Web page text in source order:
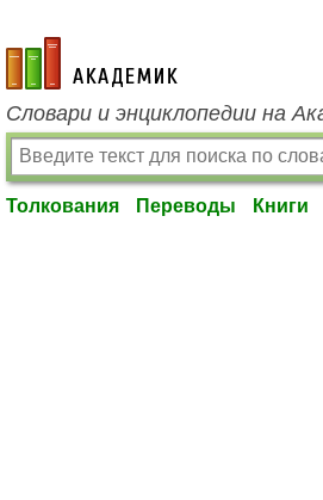
academic.ru
Словари и энциклопедии на
Толкования Переводы Книги